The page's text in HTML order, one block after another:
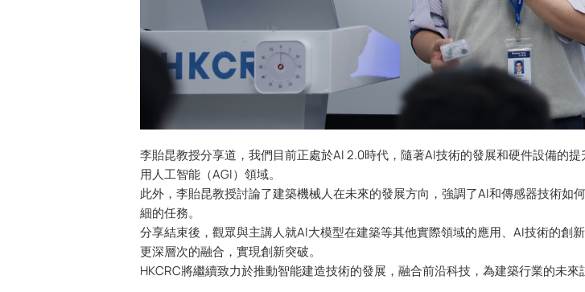
李貽昆教授分享道，我們目前正處於AI 2.0時代，隨著AI技術的發展和硬件設備的
用人工智能（AGI）領域。
此外，李貽昆教授討論了建築機械人在未來的發展方向，強調了AI和傳感器技術
細的任務。
分享結束後，觀眾與主講人就AI大模型在建築等其他實際領域的應用、AI技術的創
更深層次的融合，實現創新突破。
HKCRC將繼續致力於推動智能建造技術的發展，融合前沿科技，為建築行業的未來